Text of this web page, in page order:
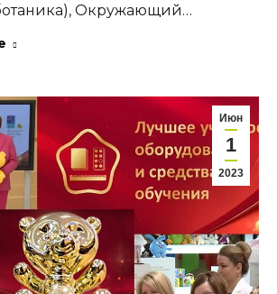
Окружающий…
Июн
1
2023